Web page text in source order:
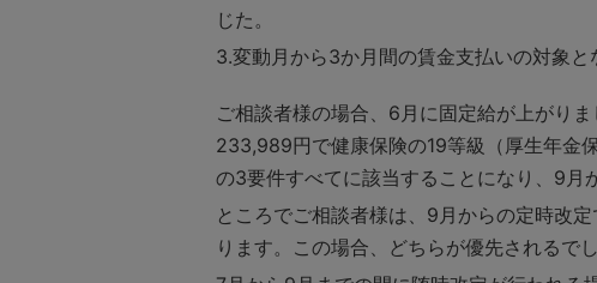
じた。
変動月から3か月間の賃金支払いの対象と
ご相談者様の場合、6月に固定給が上がり
233,989円で健康保険の19等級（厚生年金
の3要件すべてに該当することになり、9月
ところでご相談者様は、9月からの定時改
ります。この場合、どちらが優先されるで